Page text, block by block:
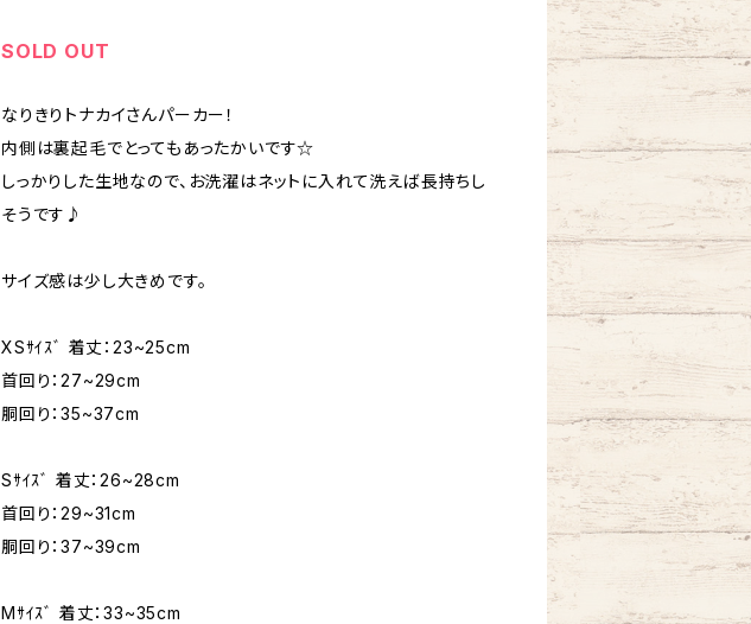
SOLD OUT
なりきりトナカイさんパーカー！
内側は裏起毛でとってもあったかいです☆
しっかりした生地なので、お洗濯はネットに入れて洗えば長持ちし
そうです♪
サイズ感は少し大きめです。
XSｻｲｽﾞ 着丈：23~25cm
首回り：27~29cm
胴回り：35~37cm
Sｻｲｽﾞ 着丈：26~28cm
首回り：29~31cm
胴回り：37~39cm
Mｻｲｽﾞ 着丈：33~35cm